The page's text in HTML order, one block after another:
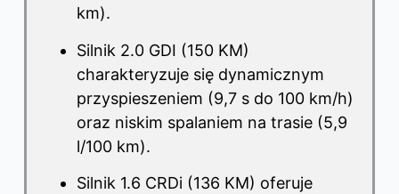
km).
Silnik 2.0 GDI (150 KM)
charakteryzuje się dynamicznym
przyspieszeniem (9,7 s do 100 km/h)
oraz niskim spalaniem na trasie (5,9
l/100 km).
Silnik 1.6 CRDi (136 KM) oferuje